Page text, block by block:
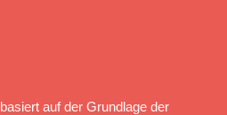
auf der Grundlage der